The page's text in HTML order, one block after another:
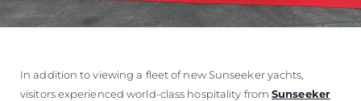
In addition to viewing a fleet of new Sunseeker yachts,
visitors experienced world-class hospitality fromSunseeker